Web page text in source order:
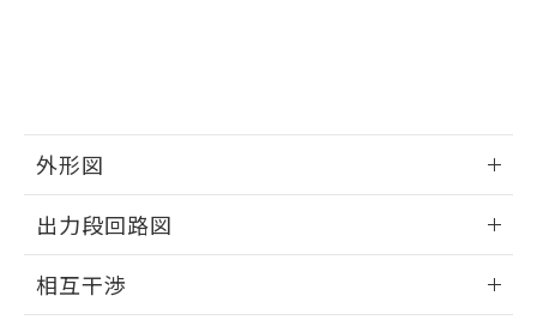
外形図
外形図
出力段回路図
相互干渉
引・商談に必要な範囲で利用すること
※当社の共同利用者とは、"個人情報
の共同利用に関して"
用者の範囲」に記載されている法人を
とができます。
EU RoHS指令（10物質）の非含有証明書
※本証明書は発行日時点で非含有を証明す
るもので、過去に遡って非含有を証明する
ものではありません。
合意する キャンセル